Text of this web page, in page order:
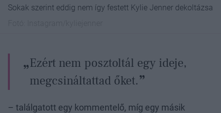
Sokak szerint eddig nem így festett Kylie Jenner dekoltázsa
Ezért nem posztoltál egy ideje,
megcsináltattad őket.
– találgatott egy kommentelő, míg egy másik